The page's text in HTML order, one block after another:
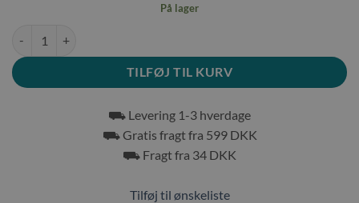
På lager
TILFØJ TIL KURV
⛟ Levering 1-3 hverdage
⛟ Gratis fragt fra 599 DKK
⛟ Fragt fra 34 DKK
Tilføj til ønskeliste